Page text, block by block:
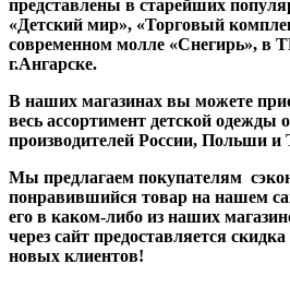
представлены в старейших
«Детский мир», «Торговый
современном молле «Снегирь», в
г.Ангарске.
В наших магазинах вы можете
весь ассортимент детской одежды
производителей России, Польши и
Мы предлагаем покупателям
понравившийся товар на нашем
его в каком-либо из наших
через сайт предоставляется
новых клиентов!